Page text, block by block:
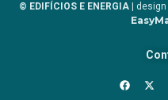
© EDIFÍCIOS E ENERGIA | design